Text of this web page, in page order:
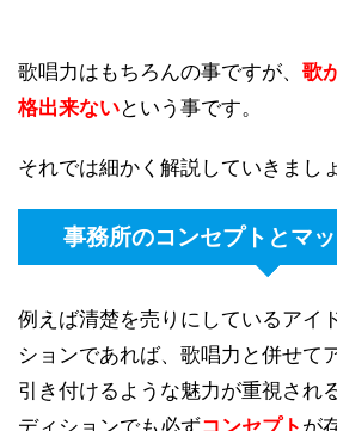
歌唱力はもちろんの事ですが、 歌
格出来ないという事です。
それでは細かく解説していきまし
事務所のコンセプトとマ
例えば清楚を売りにしているアイ
ションであれば、歌唱力と併せて
引き付けるような魅力が重視され
ディションでも必ずコンセプト が